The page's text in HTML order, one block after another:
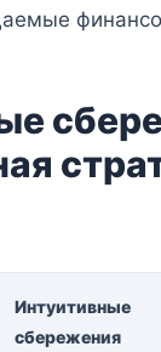
Интуитивные
сбережения